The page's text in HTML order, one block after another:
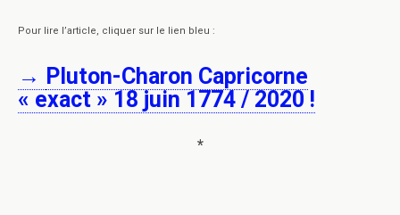
Pour lire l’article, cliquer sur le lien bleu :
→ Pluton-Charon Capricorne
« exact » 18 juin 1774 / 2020 !
*